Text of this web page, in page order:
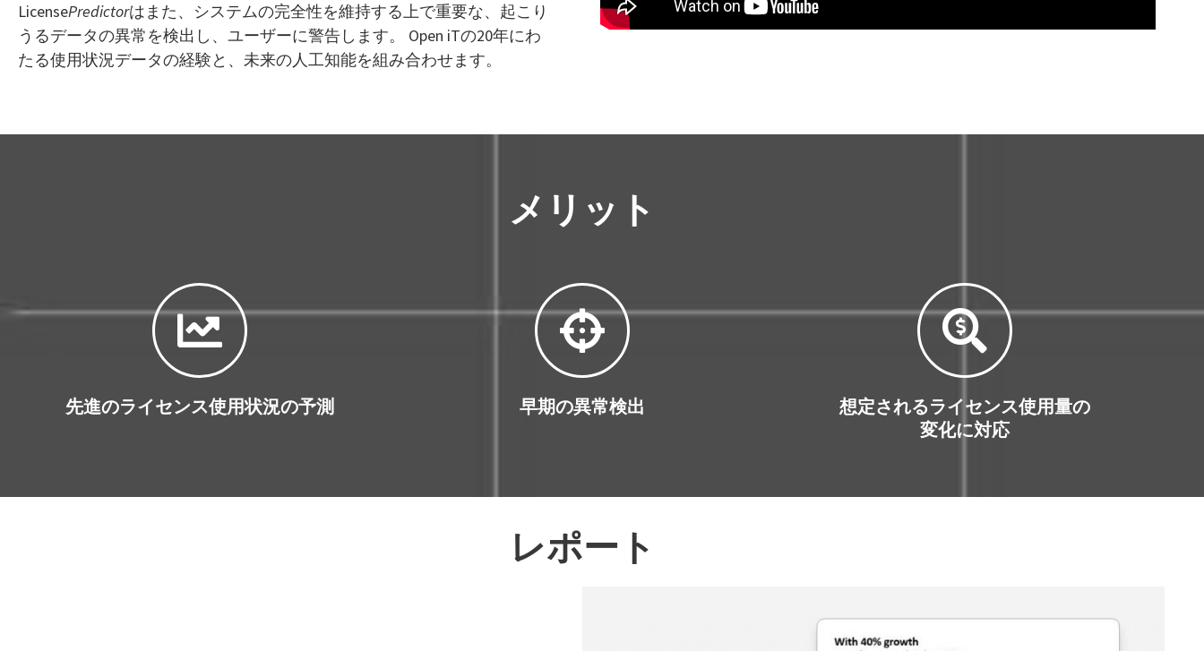
LicensePredictorはまた、システムの完全性を維持する上で重要な、起こり
うるデータの異常を検出し、ユーザーに警告します。 Open iTの20年にわ
たる使用状況データの経験と、未来の人工知能を組み合わせます。
メリット
先進のライセンス使用状況の予測 早期の異常検出
想定されるライセンス使用量の
変化に対応
レポート